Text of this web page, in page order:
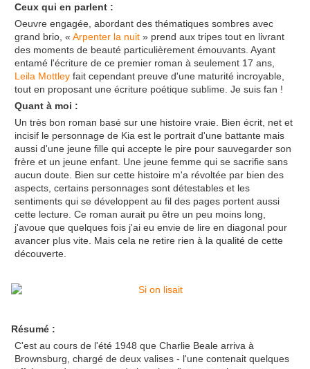
Ceux qui en parlent :
Oeuvre engagée, abordant des thématiques sombres avec
grand brio, « Arpenter la nuit » prend aux tripes tout en livrant
des moments de beauté particulièrement émouvants. Ayant
entamé l'écriture de ce premier roman à seulement 17 ans,
Leila Mottley fait cependant preuve d'une maturité incroyable,
tout en proposant une écriture poétique sublime. Je suis fan !
Quant à moi :
Un très bon roman basé sur une histoire vraie. Bien écrit, net et
incisif le personnage de Kia est le portrait d'une battante mais
aussi d'une jeune fille qui accepte le pire pour sauvegarder son
frère et un jeune enfant. Une jeune femme qui se sacrifie sans
aucun doute. Bien sur cette histoire m'a révoltée par bien des
aspects, certains personnages sont détestables et les
sentiments qui se développent au fil des pages portent aussi
cette lecture. Ce roman aurait pu être un peu moins long,
j'avoue que quelques fois j'ai eu envie de lire en diagonal pour
avancer plus vite. Mais cela ne retire rien à la qualité de cette
découverte.
Résumé :
C'est au cours de l'été 1948 que Charlie Beale arriva à
Brownsburg, chargé de deux valises - l'une contenait quelques